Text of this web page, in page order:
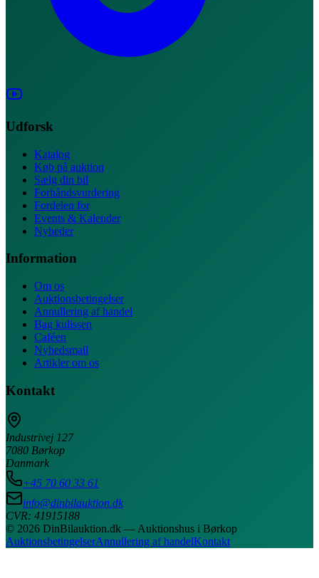
Udforsk
Katalog
Køb på auktion
Sælg din bil
Forhåndsvurdering
Fordelen for
Events & Kalender
Nyheder
Information
Om os
Auktionsbetingelser
Annullering af handel
Bag kulissen
Caféen
Nyhedsmail
Artikler om os
Kontakt
Industrivej 127
7080 Børkop
Danmark
+45 70 60 33 61
info@dinbilauktion.dk
CVR: 41915188
© 2026 DinBilauktion.dk — Auktionshus i Børkop
AuktionsbetingelserAnnullering af handelKontakt